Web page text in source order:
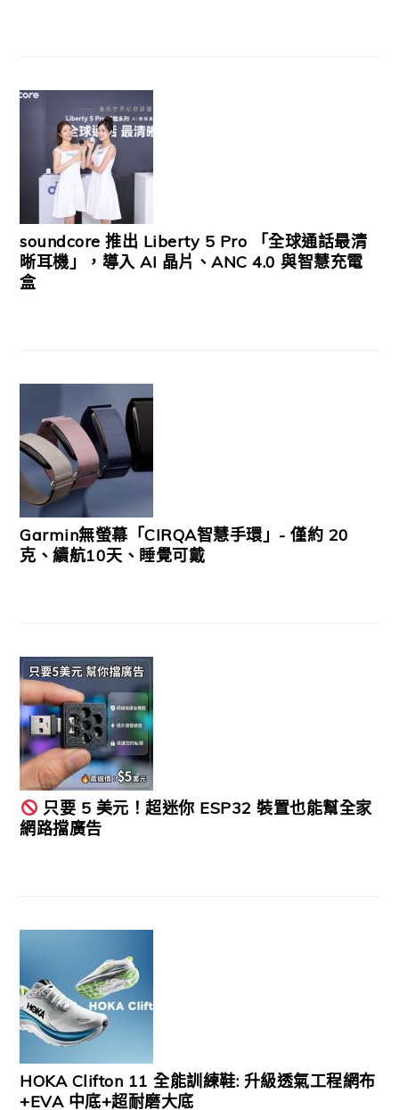
soundcore 推出 Liberty 5 Pro 「全球通話最清
晰耳機」，導入 AI 晶片、ANC 4.0 與智慧充電
盒
Garmin無螢幕「CIRQA智慧手環」- 僅約 20
克、續航10天、睡覺可戴
只要 5 美元！超迷你 ESP32 裝置也能幫全家
網路擋廣告
HOKA Clifton 11 全能訓練鞋: 升級透氣工程網布
+EVA 中底+超耐磨大底